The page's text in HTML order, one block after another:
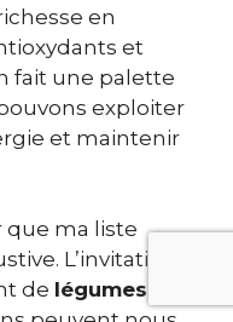
en
et
fait une palette
exploiter
et maintenir
que ma liste
L’invitation
de légumes